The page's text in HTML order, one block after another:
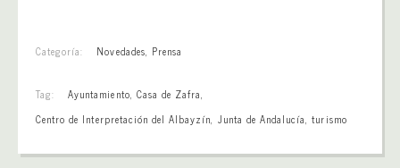
Categoría: Novedades Prensa
Tag: Ayuntamiento Casa de Zafra
Centro de Interpretación del Albayzín Junta de Andalucía ,turismo